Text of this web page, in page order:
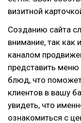
визитной
Созданию сайта
внимание, так как
каналом
представить
блюд, что
клиентов в вашу
увидеть, что
ознакомиться с